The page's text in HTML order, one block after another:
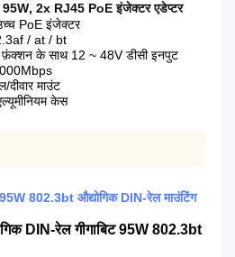
95W, 2x RJ45 PoE इंजेक्टर एडेप्टर
PoE इंजेक्टर
/ at / bt
फ़ंक्शन के साथ 12 ~ 48V डीसी इनपुट
माउंट
केस
95W 802.3bt औद्योगिक DIN-रेल माउंटिंग
DIN-रेल गीगाबिट 95W 802.3bt